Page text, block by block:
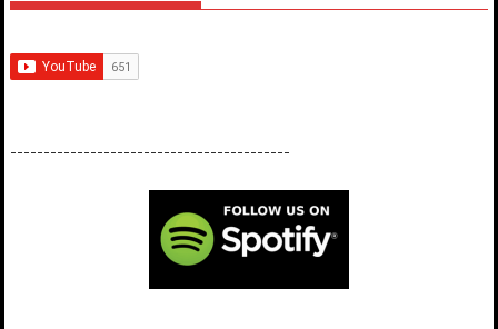
------------------------------------------